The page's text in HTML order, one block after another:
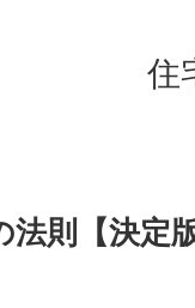
住
則【決定版